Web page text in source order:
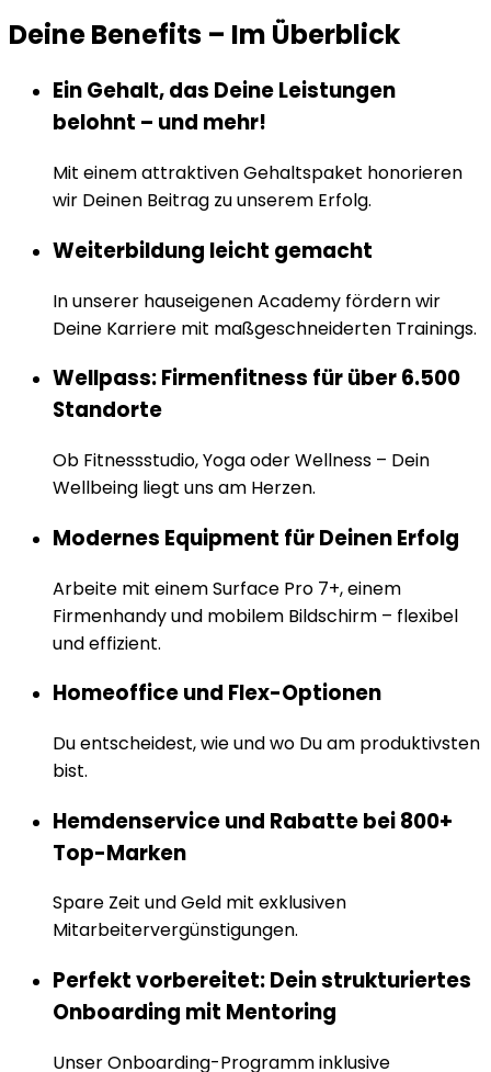
Deine Benefits – Im Überblick
Ein Gehalt, das Deine Leistungen
belohnt – und mehr!
Mit einem attraktiven Gehaltspaket honorieren
wir Deinen Beitrag zu unserem Erfolg.
Weiterbildung leicht gemacht
In unserer hauseigenen Academy fördern wir
Deine Karriere mit maßgeschneiderten Trainings.
Wellpass: Firmenfitness für über 6.500
Standorte
Ob Fitnessstudio, Yoga oder Wellness – Dein
Wellbeing liegt uns am Herzen.
Modernes Equipment für Deinen Erfolg
Arbeite mit einem Surface Pro 7+, einem
Firmenhandy und mobilem Bildschirm – flexibel
und effizient.
Homeoffice und Flex-Optionen
Du entscheidest, wie und wo Du am produktivsten
bist.
Hemdenservice und Rabatte bei 800+
Top-Marken
Spare Zeit und Geld mit exklusiven
Mitarbeitervergünstigungen.
Perfekt vorbereitet: Dein strukturiertes
Onboarding mit Mentoring
Unser Onboarding-Programm inklusive